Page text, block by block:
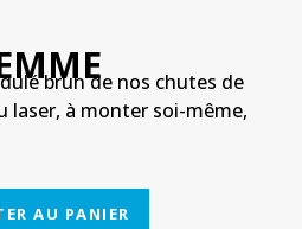
brun de nos chutes de
laser, à monter soi-même,
AU PANIER